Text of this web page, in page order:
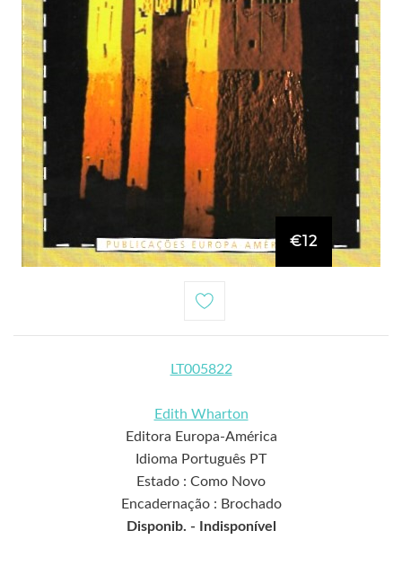
€12
LT005822
Edith Wharton
Editora Europa-América
Idioma Português PT
Estado : Como Novo
Encadernação : Brochado
Disponib. -
Indisponível